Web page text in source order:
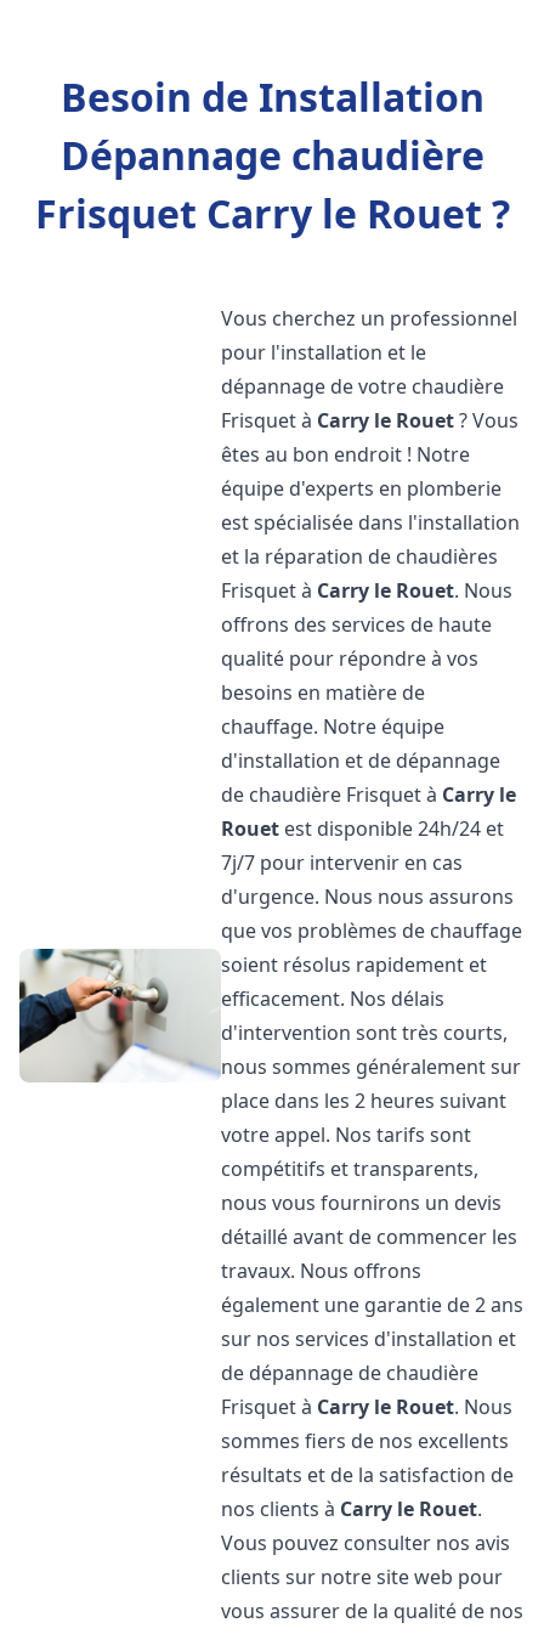
Besoin de Installation
Dépannage chaudière
Frisquet Carry le Rouet ?
Vous cherchez un professionnel
pour l'installation et le
dépannage de votre chaudière
Frisquet à Carry le Rouet? Vous
êtes au bon endroit ! Notre
équipe d'experts en plomberie
est spécialisée dans l'installation
et la réparation de chaudières
Frisquet à Carry le Rouet. Nous
offrons des services de haute
qualité pour répondre à vos
besoins en matière de
chauffage. Notre équipe
d'installation et de dépannage
de chaudière Frisquet à Carry le
Rouet est disponible 24h/24 et
7j/7 pour intervenir en cas
d'urgence. Nous nous assurons
que vos problèmes de chauffage
soient résolus rapidement et
efficacement. Nos délais
d'intervention sont très courts,
nous sommes généralement sur
place dans les 2 heures suivant
votre appel. Nos tarifs sont
compétitifs et transparents,
nous vous fournirons un devis
détaillé avant de commencer les
travaux. Nous offrons
également une garantie de 2 ans
sur nos services d'installation et
de dépannage de chaudière
Frisquet à Carry le Rouet. Nous
sommes fiers de nos excellents
résultats et de la satisfaction de
nos clients à Carry le Rouet.
Vous pouvez consulter nos avis
clients sur notre site web pour
vous assurer de la qualité de nos